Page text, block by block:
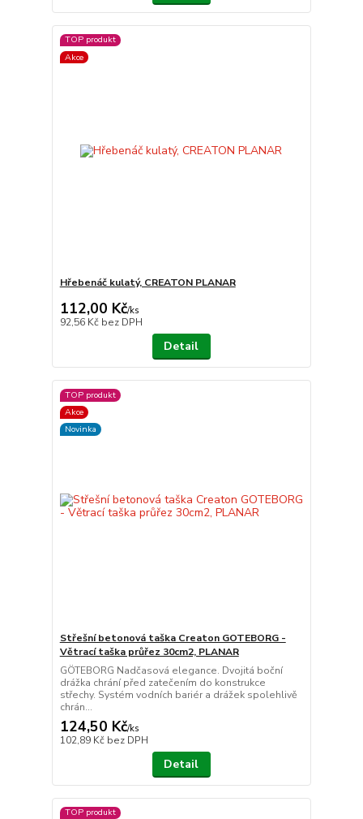
TOP produkt
Akce
Hřebenáč kulatý, CREATON PLANAR
112,00 Kč/ks
92,56 Kč bez DPH
Detail
TOP produkt
Akce
Novinka
Střešní betonová taška Creaton GOTEBORG -
Větrací taška průřez 30cm2, PLANAR
GÖTEBORG Nadčasová elegance. Dvojitá boční
drážka chrání před zatečením do konstrukce
střechy. Systém vodních bariér a drážek spolehlivě
chrán...
124,50 Kč/ks
102,89 Kč bez DPH
Detail
TOP produkt